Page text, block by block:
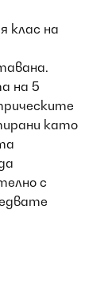
клас на
на 5
като
с